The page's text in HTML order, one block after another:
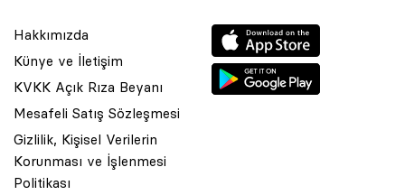
Hakkımızda
Künye ve İletişim
KVKK Açık Rıza Beyanı
Mesafeli Satış Sözleşmesi
Gizlilik, Kişisel Verilerin
Korunması ve İşlenmesi
Politikası
© 2001 Rota Yayın Yapım Tanıtım Tic. Ltd. Şti. Bu Sitede Bulunan